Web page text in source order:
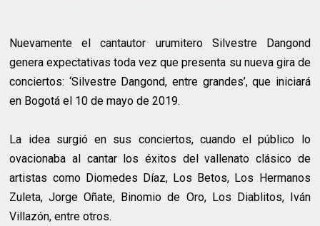
Nuevamente el cantautor urumitero Silvestre Dangond
genera expectativas toda vez que presenta su nueva gira de
conciertos: ‘Silvestre Dangond, entre grandes’, que iniciará
en Bogotá el 10 de mayo de 2019.
La idea surgió en sus conciertos, cuando el público lo
ovacionaba al cantar los éxitos del vallenato clásico de
artistas como Diomedes Díaz, Los Betos, Los Hermanos
Zuleta, Jorge Oñate, Binomio de Oro, Los Diablitos, Iván
Villazón, entre otros.